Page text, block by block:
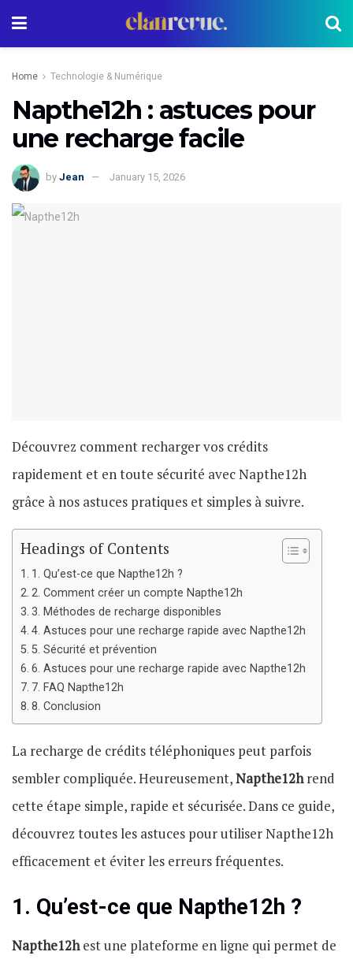
Home Technologie & Numérique
Napthe12h : astuces pour
une recharge facile
by Jean January 15, 2026
Découvrez comment recharger vos crédits
rapidement et en toute sécurité avec Napthe12h
grâce à nos astuces pratiques et simples à suivre.
Headings of Contents
1. Qu’est-ce que Napthe12h ?
2. Comment créer un compte Napthe12h
3. Méthodes de recharge disponibles
4. Astuces pour une recharge rapide avec Napthe12h
5. Sécurité et prévention
6. Astuces pour une recharge rapide avec Napthe12h
7. FAQ Napthe12h
8. Conclusion
La recharge de crédits téléphoniques peut parfois
sembler compliquée. Heureusement,Napthe12hrend
cette étape simple, rapide et sécurisée. Dans ce guide,
découvrez toutes les astuces pour utiliser Napthe12h
efficacement et éviter les erreurs fréquentes.
1. Qu’est-ce que Napthe12h ?
Napthe12hest une plateforme en ligne qui permet de